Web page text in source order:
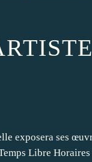
exposera ses
Libre